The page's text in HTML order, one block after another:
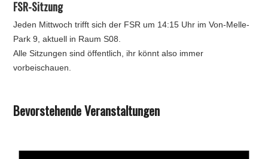
FSR-Sitzung
Jeden Mittwoch trifft sich der FSR um 14:15 Uhr im Von-Melle-
Park 9, aktuell in Raum S08.
Alle Sitzungen sind öffentlich, ihr könnt also immer
vorbeischauen.
Bevorstehende Veranstaltungen